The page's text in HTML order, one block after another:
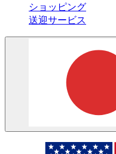
ショッピング
送迎サービス